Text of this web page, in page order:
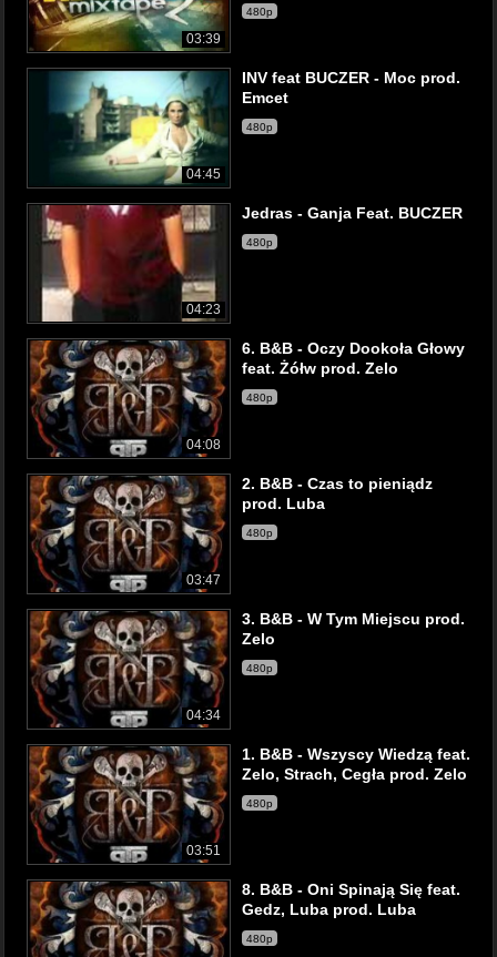
03:39
480p
04:45
INV feat BUCZER - Moc prod.
Emcet
480p
04:23
Jedras - Ganja Feat. BUCZER
480p
04:08
6. B&B - Oczy Dookoła Głowy
feat. Żółw prod. Zelo
480p
03:47
2. B&B - Czas to pieniądz
prod. Luba
480p
04:34
3. B&B - W Tym Miejscu prod.
Zelo
480p
03:51
1. B&B - Wszyscy Wiedzą feat.
Zelo, Strach, Cegła prod. Zelo
480p
8. B&B - Oni Spinają Się feat.
Gedz, Luba prod. Luba
480p